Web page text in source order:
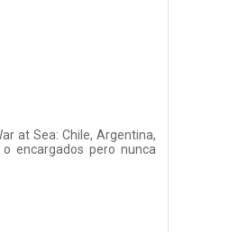
at Sea: Chile, Argentina,
encargados pero nunca